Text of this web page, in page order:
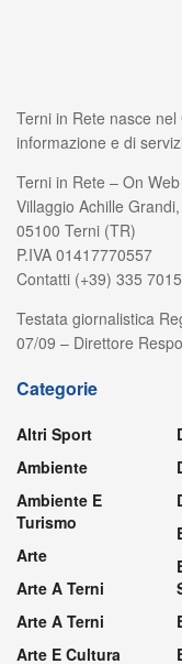
Terni in Rete nasce
informazione e di
Terni in Rete – On Web
Villaggio Achille
05100 Terni (TR)
P.IVA 01417770557
Contatti (+39) 335
Testata giornalistica
07/09 – Direttore
Categorie
Altri Sport
Ambiente
Ambiente E
Turismo
Arte
Arte A Terni
Arte A Terni
Arte E Cultura